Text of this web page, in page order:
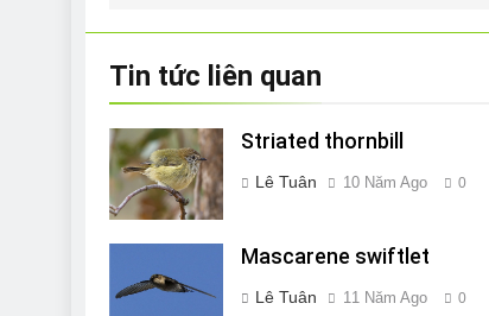
Tin tức liên quan
Striated thornbill
Lê Tuân 10 Năm Ago 0
Mascarene swiftlet
Lê Tuân 11 Năm Ago 0